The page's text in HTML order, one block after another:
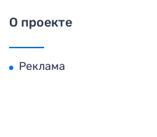
О проекте
Реклама